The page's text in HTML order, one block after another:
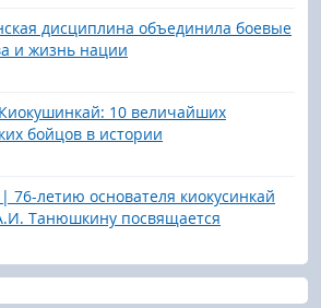
дисциплина объединила боевые
и жизнь нации
10 величайших
бойцов в истории
76-летию основателя киокусинкай
Танюшкину посвящается